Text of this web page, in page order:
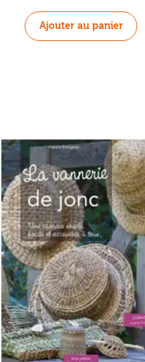
Ajouter au panier